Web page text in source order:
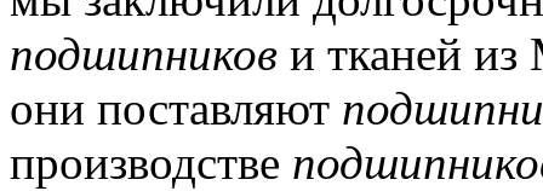
подшипников и тканей из
они поставляют
производстве